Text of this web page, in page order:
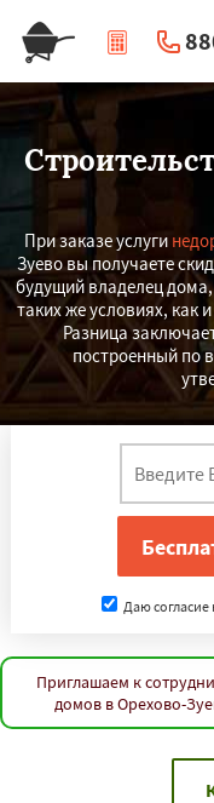
|
При заказе услуги
Зуево вы получаете
будущий владелец
таких же условиях, как
Разница
построенный по
Даю
Приглашаем к
домов в Орехово-